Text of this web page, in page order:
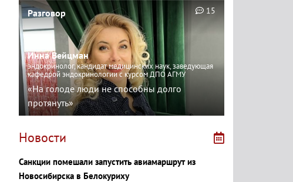
Разговор
Инна Вейцман
эндокринолог, кандидат медицинских наук, заведующая
кафедрой эндокринологии с курсом ДПО АГМУ
«На голоде люди не способны долго
протянуть»
15
Новости
Санкции помешали запустить авиамаршрут из
Новосибирска в Белокуриху